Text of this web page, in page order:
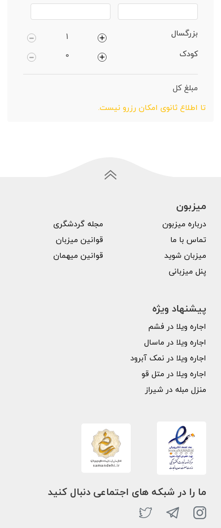
بزرگسال
کودک
مبلغ کل
تا اطلاع ثانوی امکان رزرو نیست.
میزبون
درباره میزبون
تماس با ما
میزبان شوید
پنل میزبانی
مجله گردشگری
قوانین میزبان
قوانین میهمان
پیشنهاد ویژه
اجاره ویلا در فشم
اجاره ویلا در ماسال
اجاره ویلا در نمک آبرود
اجاره ویلا در متل قو
منزل مبله در شیراز
ما را در شبکه های اجتماعی دنبال کنید